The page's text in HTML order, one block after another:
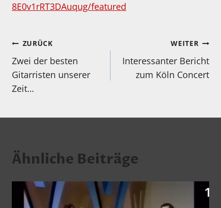
8E0v1rRT3DAuqug/featured
Beitragsnavigation
ZURÜCK
Zwei der besten
Gitarristen unserer
Zeit…
WEITER
Interessanter Bericht
zum Köln Concert
Ähnliche Beiträge